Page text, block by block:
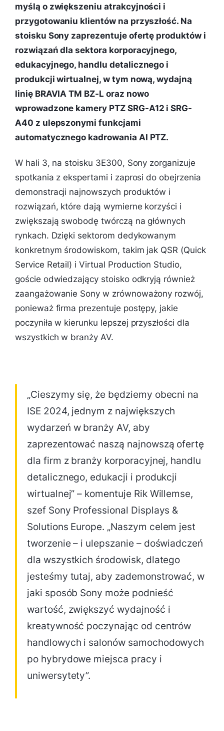
myślą o zwiększeniu atrakcyjności i
przygotowaniu klientów na przyszłość. Na
stoisku Sony zaprezentuje ofertę produktów i
rozwiązań dla sektora korporacyjnego,
edukacyjnego, handlu detalicznego i
produkcji wirtualnej, w tym nową, wydajną
linię BRAVIA TM BZ-L oraz nowo
wprowadzone kamery PTZ SRG-A12 i SRG-
A40 z ulepszonymi funkcjami
automatycznego kadrowania AI PTZ.
W hali 3, na stoisku 3E300, Sony zorganizuje
spotkania z ekspertami i zaprosi do obejrzenia
demonstracji najnowszych produktów i
rozwiązań, które dają wymierne korzyści i
zwiększają swobodę twórczą na głównych
rynkach. Dzięki sektorom dedykowanym
konkretnym środowiskom, takim jak QSR (Quick
Service Retail) i Virtual Production Studio,
goście odwiedzający stoisko odkryją również
zaangażowanie Sony w zrównoważony rozwój,
ponieważ firma prezentuje postępy, jakie
poczyniła w kierunku lepszej przyszłości dla
wszystkich w branży AV.
„Cieszymy się, że będziemy obecni na
ISE 2024, jednym z największych
wydarzeń w branży AV, aby
zaprezentować naszą najnowszą ofertę
dla firm z branży korporacyjnej, handlu
detalicznego, edukacji i produkcji
wirtualnej” – komentuje Rik Willemse,
szef Sony Professional Displays &
Solutions Europe. „Naszym celem jest
tworzenie – i ulepszanie – doświadczeń
dla wszystkich środowisk, dlatego
jesteśmy tutaj, aby zademonstrować, w
jaki sposób Sony może podnieść
wartość, zwiększyć wydajność i
kreatywność poczynając od centrów
handlowych i salonów samochodowych
po hybrydowe miejsca pracy i
uniwersytety”.